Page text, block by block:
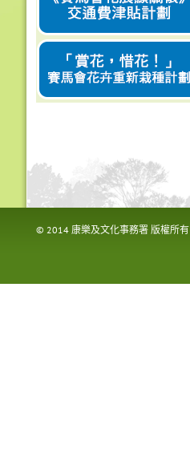
© 2014 康樂及文化事務署 版權所有